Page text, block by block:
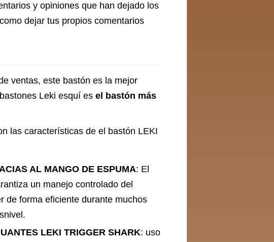
y opiniones que han dejado los
dejar tus propios comentarios
ventas, este bastón es la mejor
Leki esquí es el bastón más
las características de el bastón LEKI
AL MANGO DE ESPUMA: El
un manejo controlado del
de forma eficiente durante muchos
LEKI TRIGGER SHARK: uso